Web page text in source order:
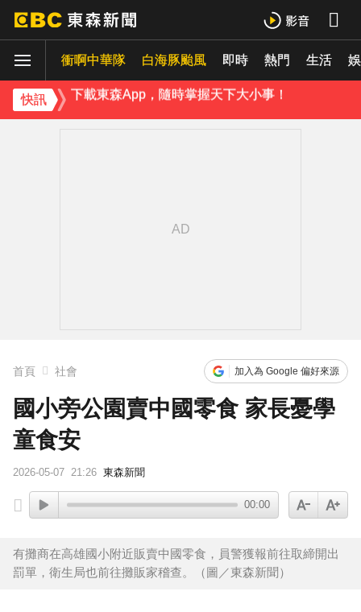
衝啊中華隊 白海豚颱風 即時 熱門 生活
快訊
下載東森App，隨時掌握天下大小事！
首頁 社會 加入為 Google 偏好來源
國小旁公園賣中國零食 家長憂學
童食安
2026-05-07 21:26 東森新聞
00:00
有攤商在高雄國小附近販賣中國零食，員警獲報前往取締開出
罰單，衛生局也前往攤販家稽查。（圖／東森新聞）